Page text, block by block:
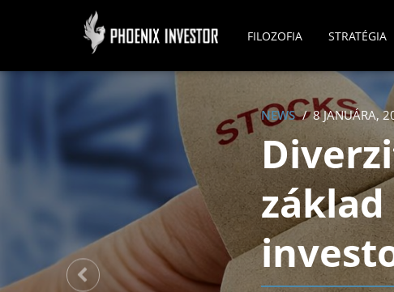
FILOZOFIA STRATÉGIA
NEWS 8 JANUÁRA,